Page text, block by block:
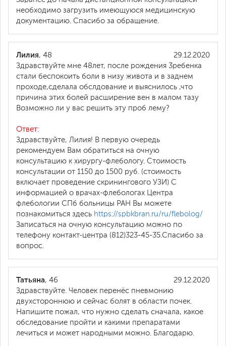
необходимо загрузить имеющуюся медицинскую
документацию. Спасибо за обращение.
29.12.2020
Лилия, 48
Здравствуйте мне 48лет, после рождения 3ребенка
стали беспокоить боли в низу живота и в заднем
проходе,сделала обслдование и выяснилось ,что
причина этих болей расширение вен в малом тазу
Возможно ли у вас решить эту проб лему?
Ответ:
Здравствуйте, Лилия! В первую очередь
рекомендуем Вам обратиться на очную
консультацию к хирургу-флебологу. Стоимость
консультации от 1150 до 1500 руб. (стоимость
включает проведение скринингового УЗИ) С
информацией о врачах-флебологах Центра
флебологии СПб больницы РАН Вы можете
познакомиться здесь https://spbkbran.ru/ru/flebolog/
Записаться на очную консультацию можно по
телефону контакт-центра (812)323-45-35.Спасибо за
вопрос.
29.12.2020
Татьяна, 46
Здравствуйте. Человек перенёс пневмонию
двухстороннюю и сейчас болят в области почек.
Напишите пожал, что нужно сделать сначала, какое
обследование пройти и какими препаратами
лечиться и может народными можно. Благодарю.